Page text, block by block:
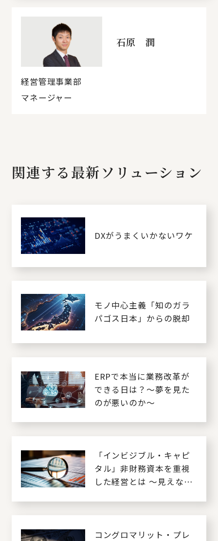
石原 潤
経営管理事業部
マネージャー
関連する最新ソリューション
DXがうまくいかないワケ
モノ中心主義「知のガラ
パゴス日本」からの脱却
ERPで本当に業務改革が
できる日は？～夢を見た
のが悪いのか～
「インビジブル・キャピ
タル」非財務資本を重視
した経営とは ～見えない
コングロマリット・プレ